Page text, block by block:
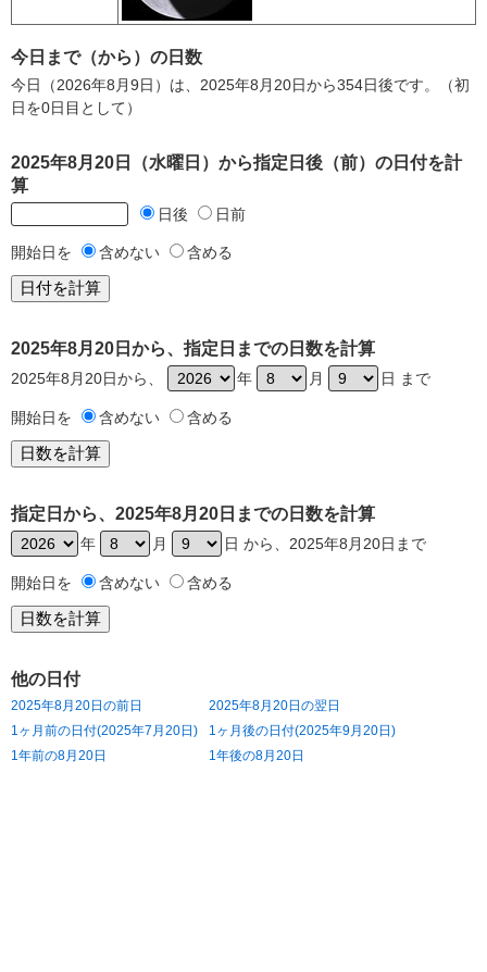
今日まで（から）の日数
今日（2026年8月9日）は、2025年8月20日から354日後です。（初
日を0日目として）
2025年8月20日（水曜日）から指定日後（前）の日付を計
算
日後 日前
開始日を 含めない 含める
2025年8月20日から、指定日までの日数を計算
2025年8月20日から、 年 月 日 まで
開始日を 含めない 含める
指定日から、2025年8月20日までの日数を計算
年 月 日 から、2025年8月20日まで
開始日を 含めない 含める
他の日付
2025年8月20日の前日
2025年8月20日の翌日
1ヶ月前の日付(2025年7月20日)
1ヶ月後の日付(2025年9月20日)
1年前の8月20日
1年後の8月20日